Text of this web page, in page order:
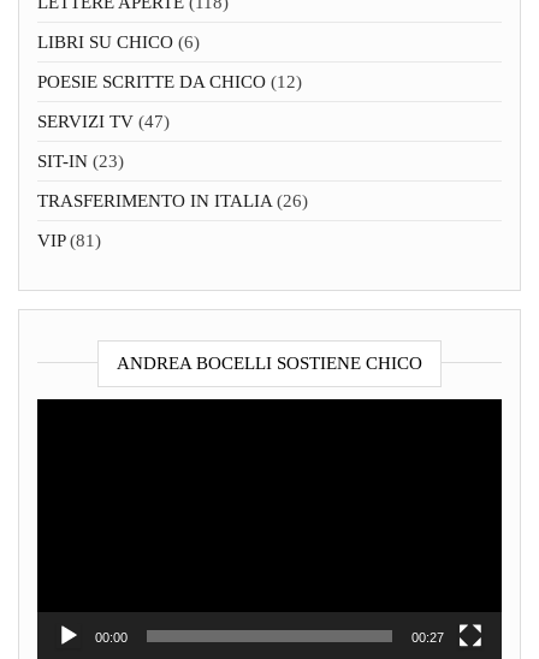
LIBRI SU CHICO (6)
POESIE SCRITTE DA CHICO (12)
SERVIZI TV (47)
SIT-IN (23)
TRASFERIMENTO IN ITALIA (26)
VIP(81)
ANDREA BOCELLI SOSTIENE CHICO
00:00 00:27